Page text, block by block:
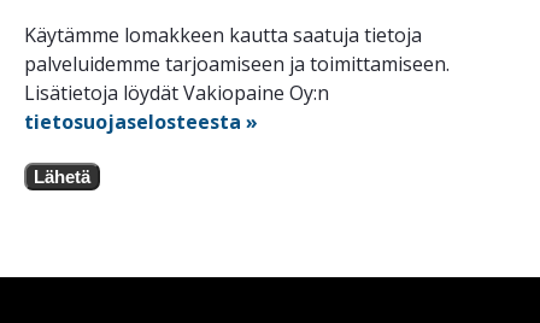
Käytämme lomakkeen kautta saatuja tietoja
palveluidemme tarjoamiseen ja toimittamiseen.
Lisätietoja löydät Vakiopaine Oy:n
tietosuojaselosteesta »
Lähetä